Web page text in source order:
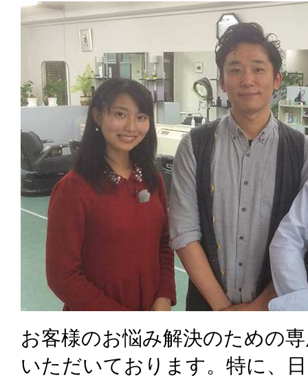
お客様のお悩み解決のための
いただいております。特に、